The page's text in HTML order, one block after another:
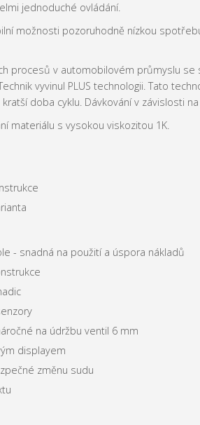
jednoduché ovládání.
možnosti pozoruhodně nízkou
procesů v automobilovém průmyslu se
vyvinul PLUS technologii. Tato
doba cyklu. Dávkování v závislosti
materiálu s vysokou viskozitou 1K.
- snadná na použití a úspora nákladů
na údržbu ventil 6 mm
displayem
změnu sudu